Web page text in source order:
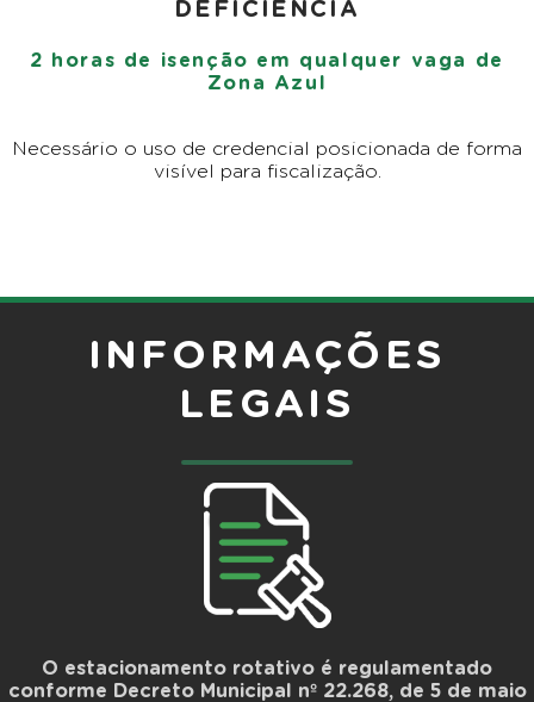
DEFICIÊNCIA
2 horas de isenção em qualquer vaga de
Zona Azul
Necessário o uso de credencial posicionada de forma
visível para fiscalização.
INFORMAÇÕES
LEGAIS
O estacionamento rotativo é regulamentado
conforme Decreto Municipal nº 22.268, de 5 de maio